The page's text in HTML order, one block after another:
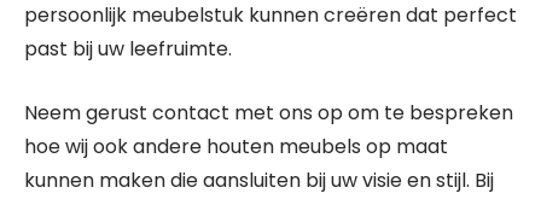
persoonlijk meubelstuk kunnen creëren dat perfect
past bij uw leefruimte.
Neem gerust contact met ons op om te bespreken
hoe wij ook andere houten meubels op maat
kunnen maken die aansluiten bij uw visie en stijl. Bij